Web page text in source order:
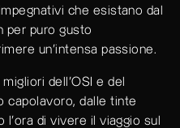
che esistano dal
per puro gusto
un'intensa passione.
dell'OSI e del
capolavoro, dalle tinte
l'ora di vivere il viaggio sul